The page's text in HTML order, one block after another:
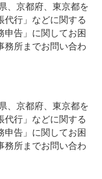
、京都府、東京都を
代行」などに関する
申告」に関してお困
務所までお問い合わ
、京都府、東京都を
代行」などに関する
申告」に関してお困
務所までお問い合わ